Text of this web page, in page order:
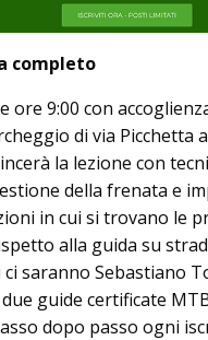
completo
ore 9:00 con
di via Picchetta
la lezione con
della frenata e
in cui si trovano le
alla guida su
saranno Sebastiano
due guide certificate
dopo passo ogni